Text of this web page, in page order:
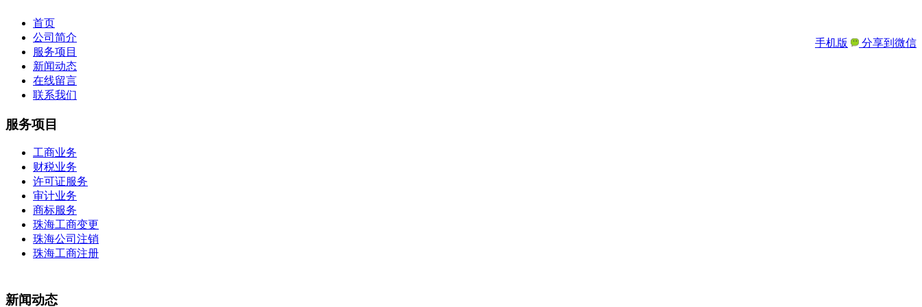
手机版 分享到微信
首页
公司简介
服务项目
新闻动态
在线留言
联系我们
服务项目
工商业务
财税业务
许可证服务
审计业务
商标服务
珠海工商变更
珠海公司注销
珠海工商注册
新闻动态